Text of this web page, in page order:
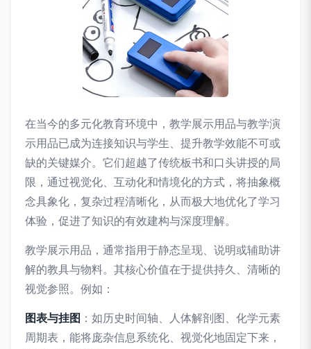
在当今的多元化教育环境中，教学展示用品与教学演
示用品已成为连接知识与学生、提升教学效能不可或
缺的关键媒介。它们超越了传统板书和口头讲授的局
限，通过视觉化、互动化和情境化的方式，将抽象概
念具象化，复杂过程清晰化，从而极大地优化了学习
体验，促进了知识的有效建构与深度理解。
教学展示用品，通常指用于静态呈现、说明或辅助讲
解的教具与物料。其核心价值在于提供持久、清晰的
视觉参照。例如：
图表与挂图 ：如历史时间轴、人体解剖图、化学元素
周期表，能将庞杂信息系统化、视觉化地固定下来，